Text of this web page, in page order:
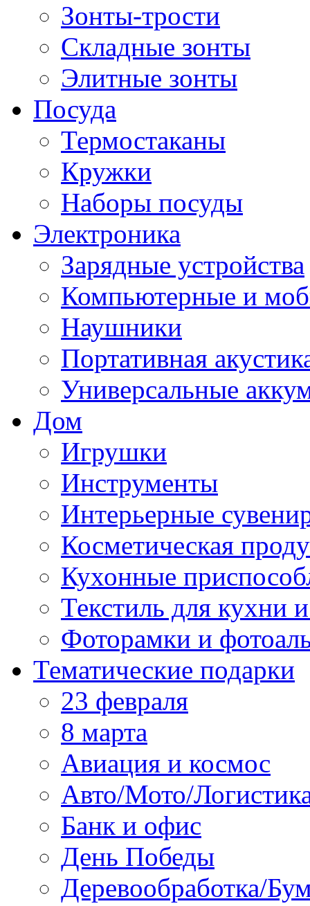
Зонты-трости
Складные зонты
Элитные зонты
Посуда
Термостаканы
Кружки
Наборы посуды
Электроника
Зарядные устройства
Компьютерные и
Наушники
Портативная
Универсальные
Дом
Игрушки
Инструменты
Интерьерные
Косметическая
Кухонные
Текстиль для кухни
Фоторамки и
Тематические подарки
23 февраля
8 марта
Авиация и космос
Авто/Мото/
Банк и офис
День Победы
Деревообработка/